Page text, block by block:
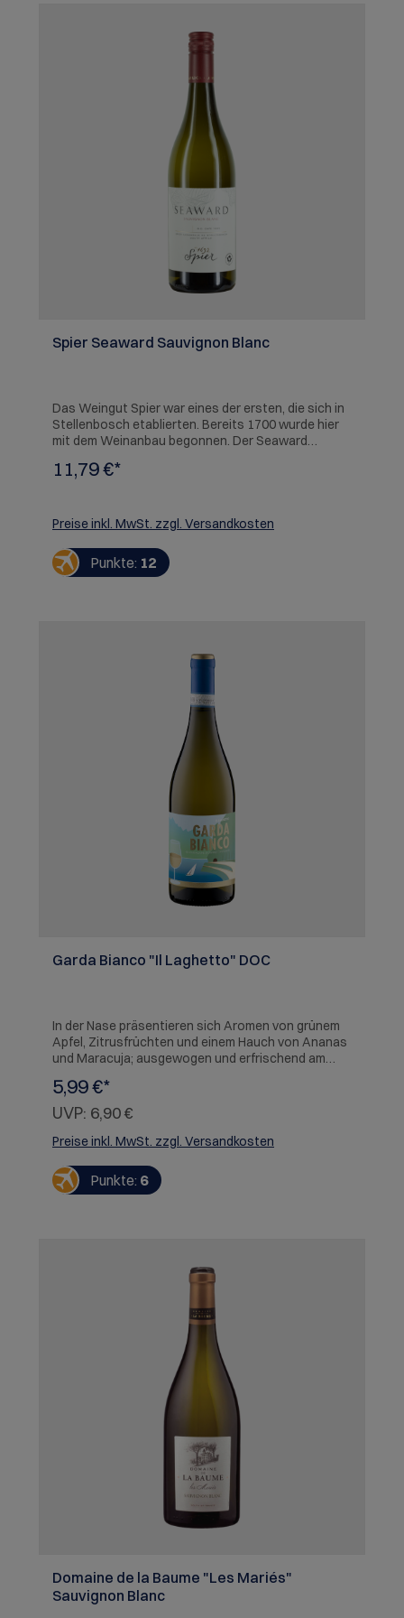
Spier Seaward Sauvignon Blanc
Das Weingut Spier war eines der ersten, die sich in
Stellenbosch etablierten. Bereits 1700 wurde hier
mit dem Weinanbau begonnen. Der Seaward
grünen Feigen und tropischen Früchten, Gras, feine
11,79 €*
Preise inkl. MwSt. zzgl. Versandkosten
Punkte: 12
Garda Bianco "Il Laghetto" DOC
In der Nase präsentieren sich Aromen von grünem
Apfel, Zitrusfrüchten und einem Hauch von Ananas
und Maracuja; ausgewogen und erfrischend am
komplex und lebhaft; saftig und leichte Mineralik im
Abgang SERVIEREMPFEHLUNG: Empfiehlt sich zu
Fettucine Alfredo mit Meeresfrüchten in Zitronen-
Butter-Sauce oder leichten Sommersalaten mit
5,99 €*
UVP: 6,90 €
Preise inkl. MwSt. zzgl. Versandkosten
Punkte: 6
Domaine de la Baume "Les Mariés"
Sauvignon Blanc